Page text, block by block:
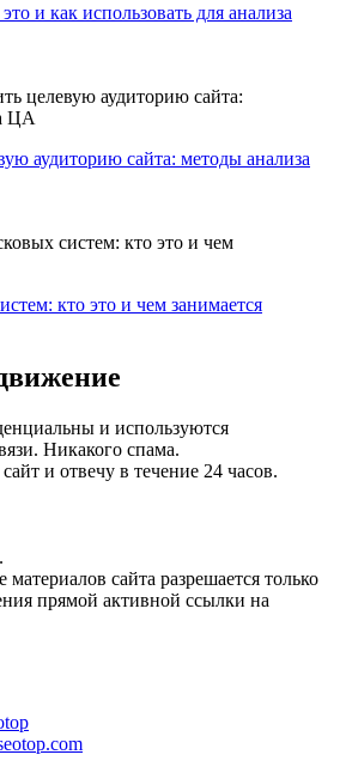
и как использовать для анализа
аудиторию сайта: методы анализа
кто это и чем занимается
и используются
Никакого спама.
и отвечу в течение 24 часов.
сайта разрешается только
прямой активной ссылки на